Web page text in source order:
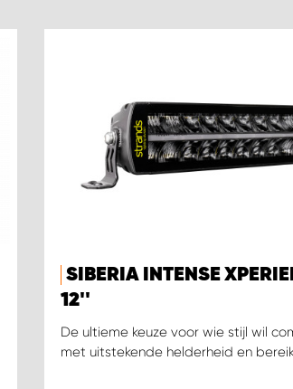
SIBERIA INTENSE
12''
De ultieme keuze voor wie stijl wil
met uitstekende helderheid en